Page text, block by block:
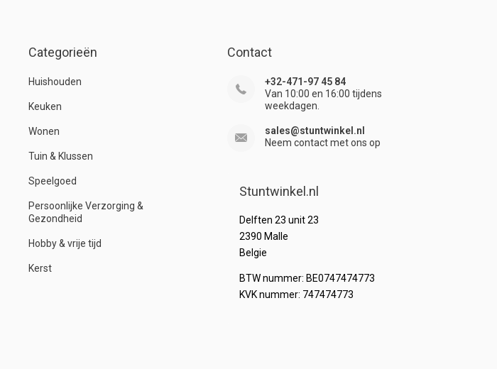
Categorieën
Huishouden
Keuken
Wonen
Tuin & Klussen
Speelgoed
Persoonlijke Verzorging &
Gezondheid
Hobby & vrije tijd
Kerst
Contact
+32-471-97 45 84
Van 10:00 en 16:00 tijdens
weekdagen.
sales@stuntwinkel.nl
Neem contact met ons op
Stuntwinkel.nl
Delften 23 unit 23
2390 Malle
Belgie
BTW nummer: BE0747474773
KVK nummer: 747474773